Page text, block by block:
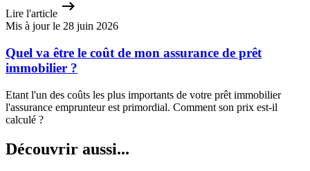
Lire l'article
Mis à jour le 28 juin 2026
Quel va être le coût de mon assurance de prêt
immobilier ?
Etant l'un des coûts les plus importants de votre prêt immobilier
l'assurance emprunteur est primordial. Comment son prix est-il
calculé ?
Découvrir aussi...